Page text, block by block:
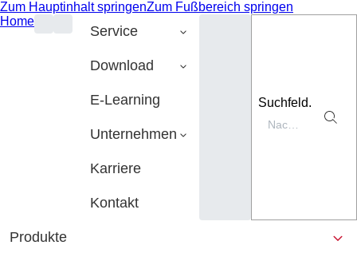
Zum Hauptinhalt springenZum Fußbereich springen
Home
Service
Download
E-Learning
Unternehmen
Karriere
Kontakt
Suchfeld.
Produkte